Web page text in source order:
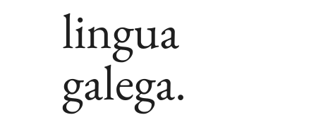
lingua
galega.